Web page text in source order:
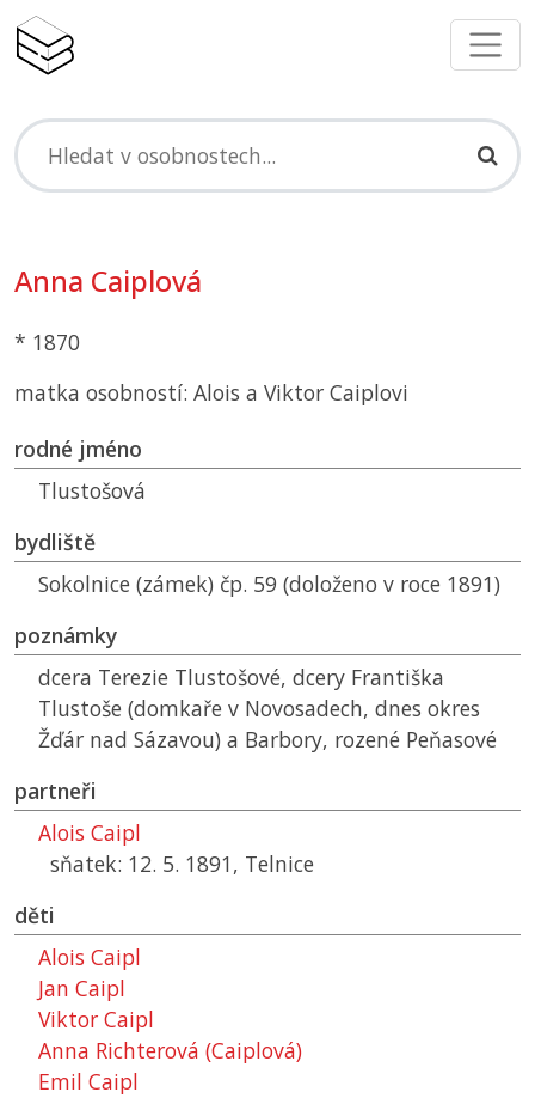
Anna Caiplová
* 1870
matka osobností: Alois a Viktor Caiplovi
rodné jméno
Tlustošová
bydliště
Sokolnice (zámek) čp. 59 (doloženo v roce 1891)
poznámky
dcera Terezie Tlustošové, dcery Františka
Tlustoše (domkaře v Novosadech, dnes okres
Žďár nad Sázavou) a Barbory, rozené Peňasové
partneři
Alois Caipl
sňatek: 12. 5. 1891, Telnice
děti
Alois Caipl
Jan Caipl
Viktor Caipl
Anna Richterová (Caiplová)
Emil Caipl